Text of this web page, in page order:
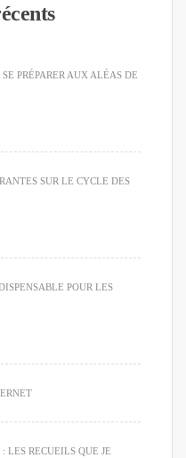
PRÉPARER AUX ALÉAS DE
SUR LE CYCLE DES
POUR LES
LES RECUEILS QUE JE